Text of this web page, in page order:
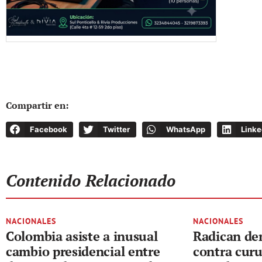
Compartir en:
Facebook Twitter WhatsApp
Contenido Relacionado
NACIONALES
Colombia asiste a inusual
cambio presidencial entre
NACIONALES
Radican
contra